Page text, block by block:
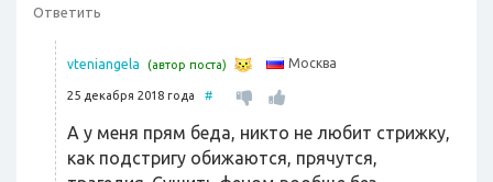
Ответить
vteniangela (автор поста) Москва
25 декабря 2018 года #
А у меня прям беда, никто не любит стрижку,
как подстригу обижаются, прячутся,